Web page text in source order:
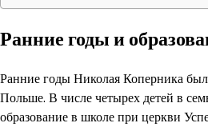
Ранние годы и
Ранние годы Николая Коперника
Польше. В числе четырех детей в
образование в школе при церкви